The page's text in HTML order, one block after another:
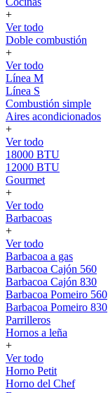
+
Ver todo
Doble combustión
+
Ver todo
Línea M
Línea S
Combustión simple
Aires acondicionados
+
Ver todo
18000 BTU
12000 BTU
Gourmet
+
Ver todo
Barbacoas
+
Ver todo
Barbacoa a gas
Barbacoa Cajón 560
Barbacoa Cajón 830
Barbacoa Pomeiro 560
Barbacoa Pomeiro 830
Parrilleros
Hornos a leña
+
Ver todo
Horno Petit
Horno del Chef